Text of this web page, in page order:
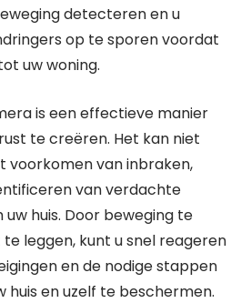
detecteren en u
op te sporen voordat
uw woning.
is een effectieve manier
te creëren. Het kan niet
voorkomen van inbraken,
van verdachte
huis. Door beweging te
leggen, kunt u snel reageren
en de nodige stappen
huis en uzelf te beschermen.